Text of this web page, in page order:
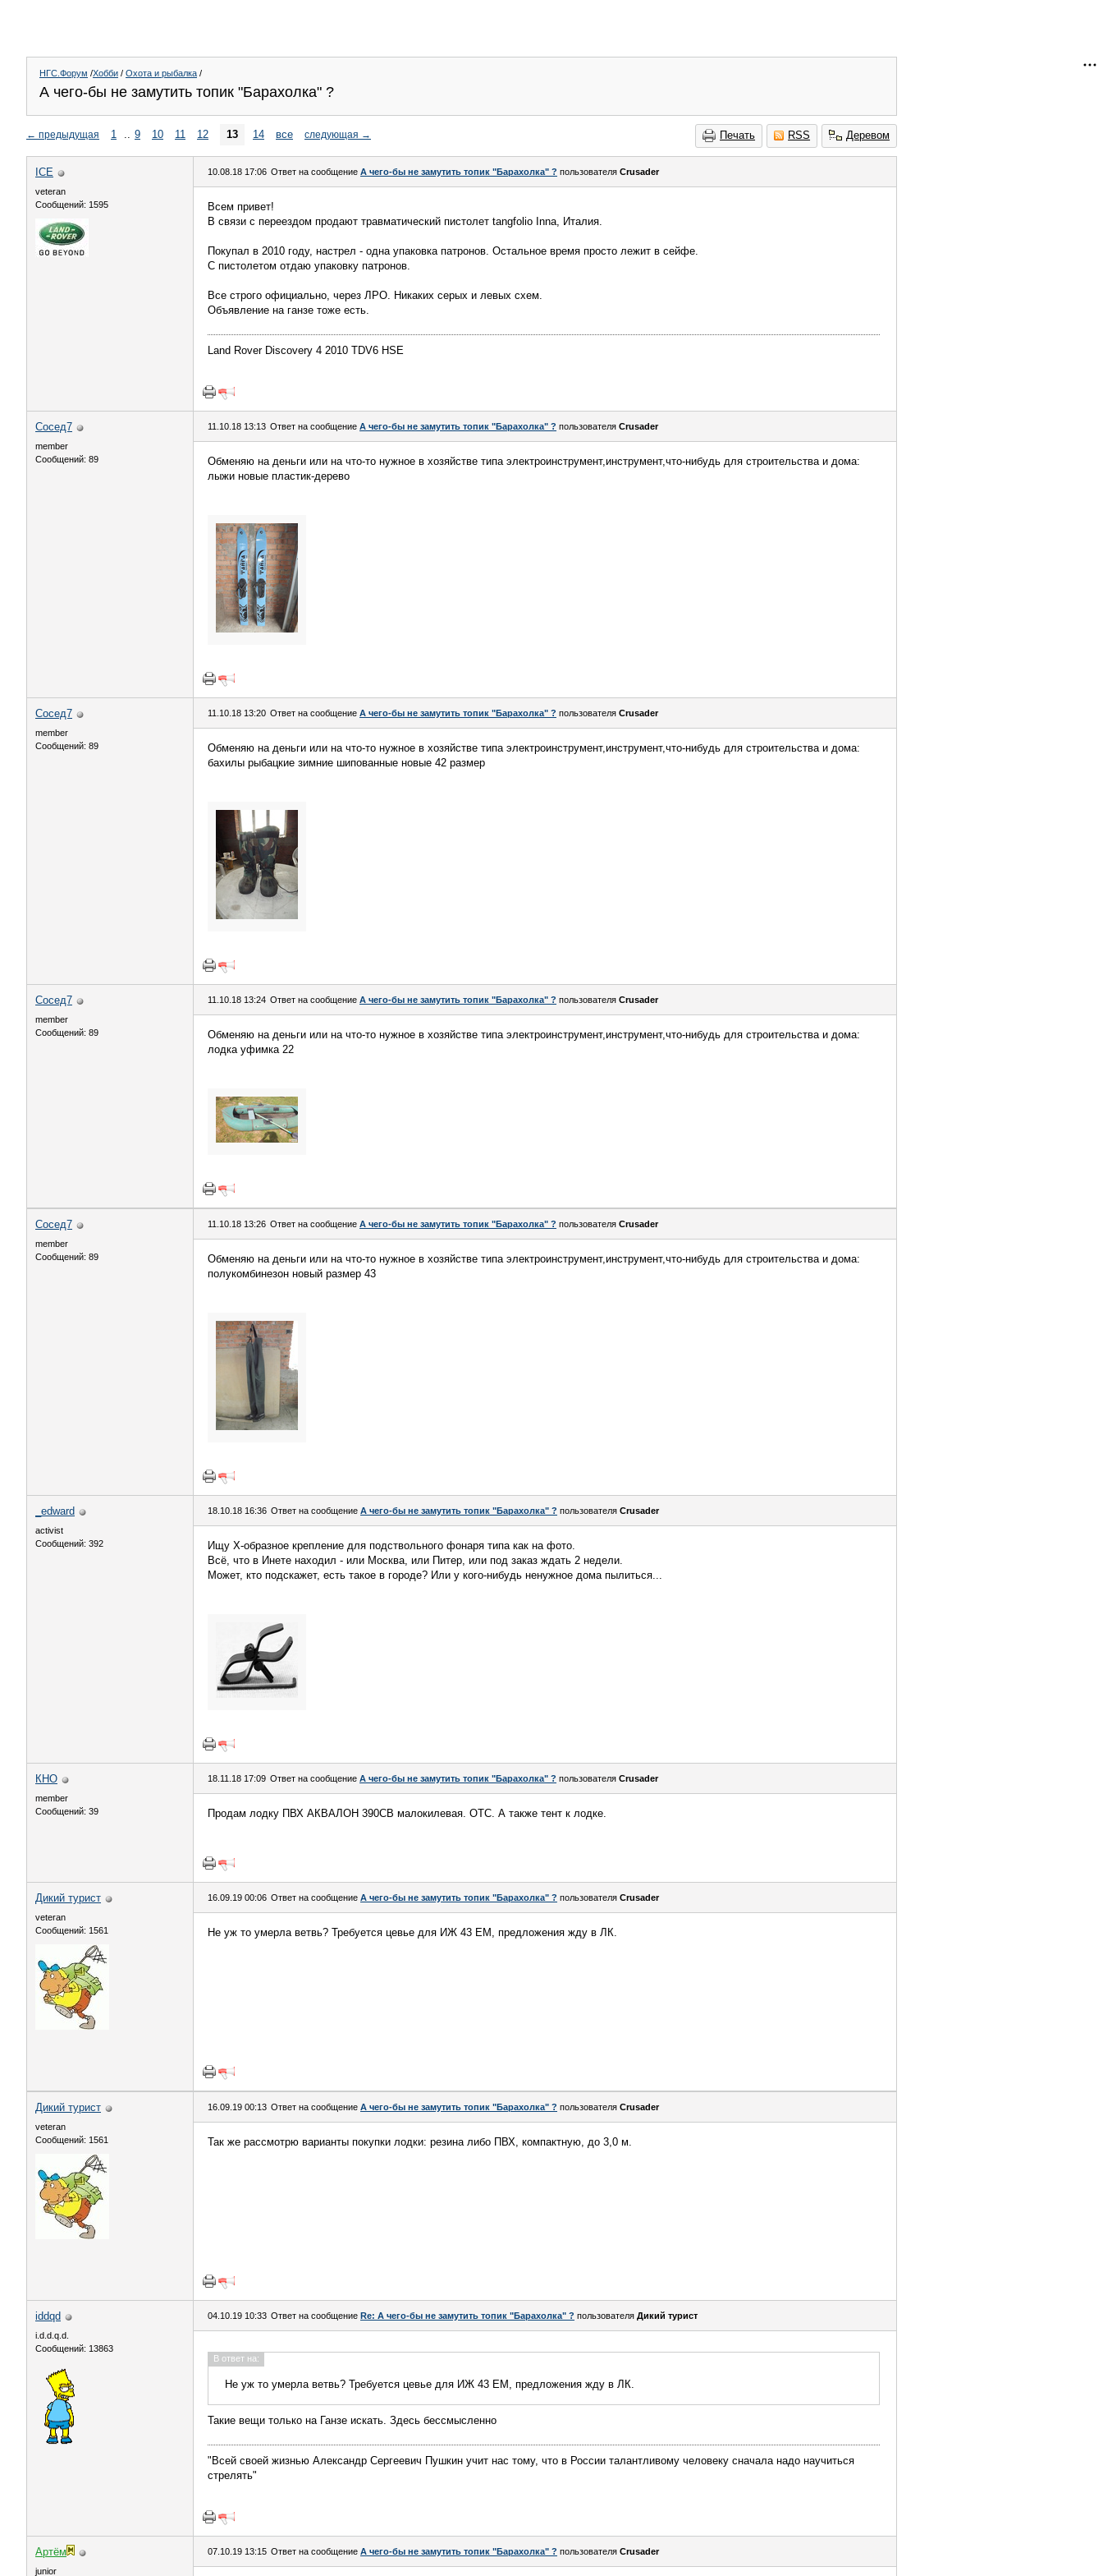
НГС.Форум /Хобби / Охота и рыбалка /
А чего-бы не замутить топик "Барахолка" ?
Печать RSS Деревом
← предыдущая 1 .. 9 10 11 12 13 14 все следующая →
ICE
veteran
Сообщений: 1595
10.08.18 17:06 Ответ на сообщение А чего-бы не замутить топик "Барахолка" ? пользователя Crusader
Всем привет!
В связи с переездом продают травматический пистолет tangfolio Inna, Италия.
Покупал в 2010 году, настрел - одна упаковка патронов. Остальное время просто лежит в сейфе.
С пистолетом отдаю упаковку патронов.
Все строго официально, через ЛРО. Никаких серых и левых схем.
Объявление на ганзе тоже есть.
Land Rover Discovery 4 2010 TDV6 HSE
Сосед7
member
Сообщений: 89
11.10.18 13:13 Ответ на сообщение А чего-бы не замутить топик "Барахолка" ? пользователя Crusader
Обменяю на деньги или на что-то нужное в хозяйстве типа электроинструмент,инструмент,что-нибудь для строительства и дома:
лыжи новые пластик-дерево
Сосед7
member
Сообщений: 89
11.10.18 13:20 Ответ на сообщение А чего-бы не замутить топик "Барахолка" ? пользователя Crusader
Обменяю на деньги или на что-то нужное в хозяйстве типа электроинструмент,инструмент,что-нибудь для строительства и дома:
бахилы рыбацкие зимние шипованные новые 42 размер
Сосед7
member
Сообщений: 89
11.10.18 13:24 Ответ на сообщение А чего-бы не замутить топик "Барахолка" ? пользователя Crusader
Обменяю на деньги или на что-то нужное в хозяйстве типа электроинструмент,инструмент,что-нибудь для строительства и дома:
лодка уфимка 22
Сосед7
member
Сообщений: 89
11.10.18 13:26 Ответ на сообщение А чего-бы не замутить топик "Барахолка" ? пользователя Crusader
Обменяю на деньги или на что-то нужное в хозяйстве типа электроинструмент,инструмент,что-нибудь для строительства и дома:
полукомбинезон новый размер 43
_edward
activist
Сообщений: 392
18.10.18 16:36 Ответ на сообщение А чего-бы не замутить топик "Барахолка" ? пользователя Crusader
Ищу Х-образное крепление для подствольного фонаря типа как на фото.
Всё, что в Инете находил - или Москва, или Питер, или под заказ ждать 2 недели.
Может, кто подскажет, есть такое в городе? Или у кого-нибудь ненужное дома пылиться...
КНО
member
Сообщений: 39
18.11.18 17:09 Ответ на сообщение А чего-бы не замутить топик "Барахолка" ? пользователя Crusader
Продам лодку ПВХ АКВАЛОН 390СВ малокилевая. ОТС. А также тент к лодке.
Дикий турист
veteran
Сообщений: 1561
16.09.19 00:06 Ответ на сообщение А чего-бы не замутить топик "Барахолка" ? пользователя Crusader
Не уж то умерла ветвь? Требуется цевье для ИЖ 43 ЕМ, предложения жду в ЛК.
Дикий турист
veteran
Сообщений: 1561
16.09.19 00:13 Ответ на сообщение А чего-бы не замутить топик "Барахолка" ? пользователя Crusader
Так же рассмотрю варианты покупки лодки: резина либо ПВХ, компактную, до 3,0 м.
iddqd
i.d.d.q.d.
Сообщений: 13863
04.10.19 10:33 Ответ на сообщение Re: А чего-бы не замутить топик "Барахолка" ? пользователя Дикий турист
В ответ на:
Не уж то умерла ветвь? Требуется цевье для ИЖ 43 ЕМ, предложения жду в ЛК.
Такие вещи только на Ганзе искать. Здесь бессмысленно
"Всей своей жизнью Александр Сергеевич Пушкин учит нас тому, что в России талантливому человеку сначала надо научиться
стрелять"
Артём
juniоr
07.10.19 13:15 Ответ на сообщение А чего-бы не замутить топик "Барахолка" ? пользователя Crusader